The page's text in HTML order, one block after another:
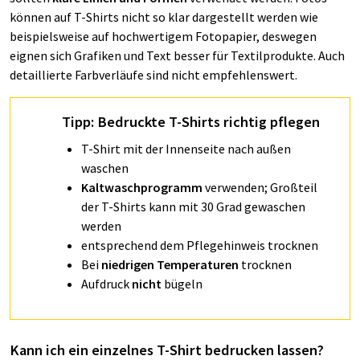
können auf T-Shirts nicht so klar dargestellt werden wie
beispielsweise auf hochwertigem Fotopapier, deswegen
eignen sich Grafiken und Text besser für Textilprodukte. Auch
detaillierte Farbverläufe sind nicht empfehlenswert.
Tipp: Bedruckte T-Shirts richtig pflegen
T-Shirt mit der Innenseite nach außen
waschen
Kaltwaschprogramm verwenden; Großteil
der T-Shirts kann mit 30 Grad gewaschen
werden
entsprechend dem Pflegehinweis trocknen
Bei niedrigen Temperaturen trocknen
Aufdruck nicht bügeln
Kann ich ein einzelnes T-Shirt bedrucken lassen?